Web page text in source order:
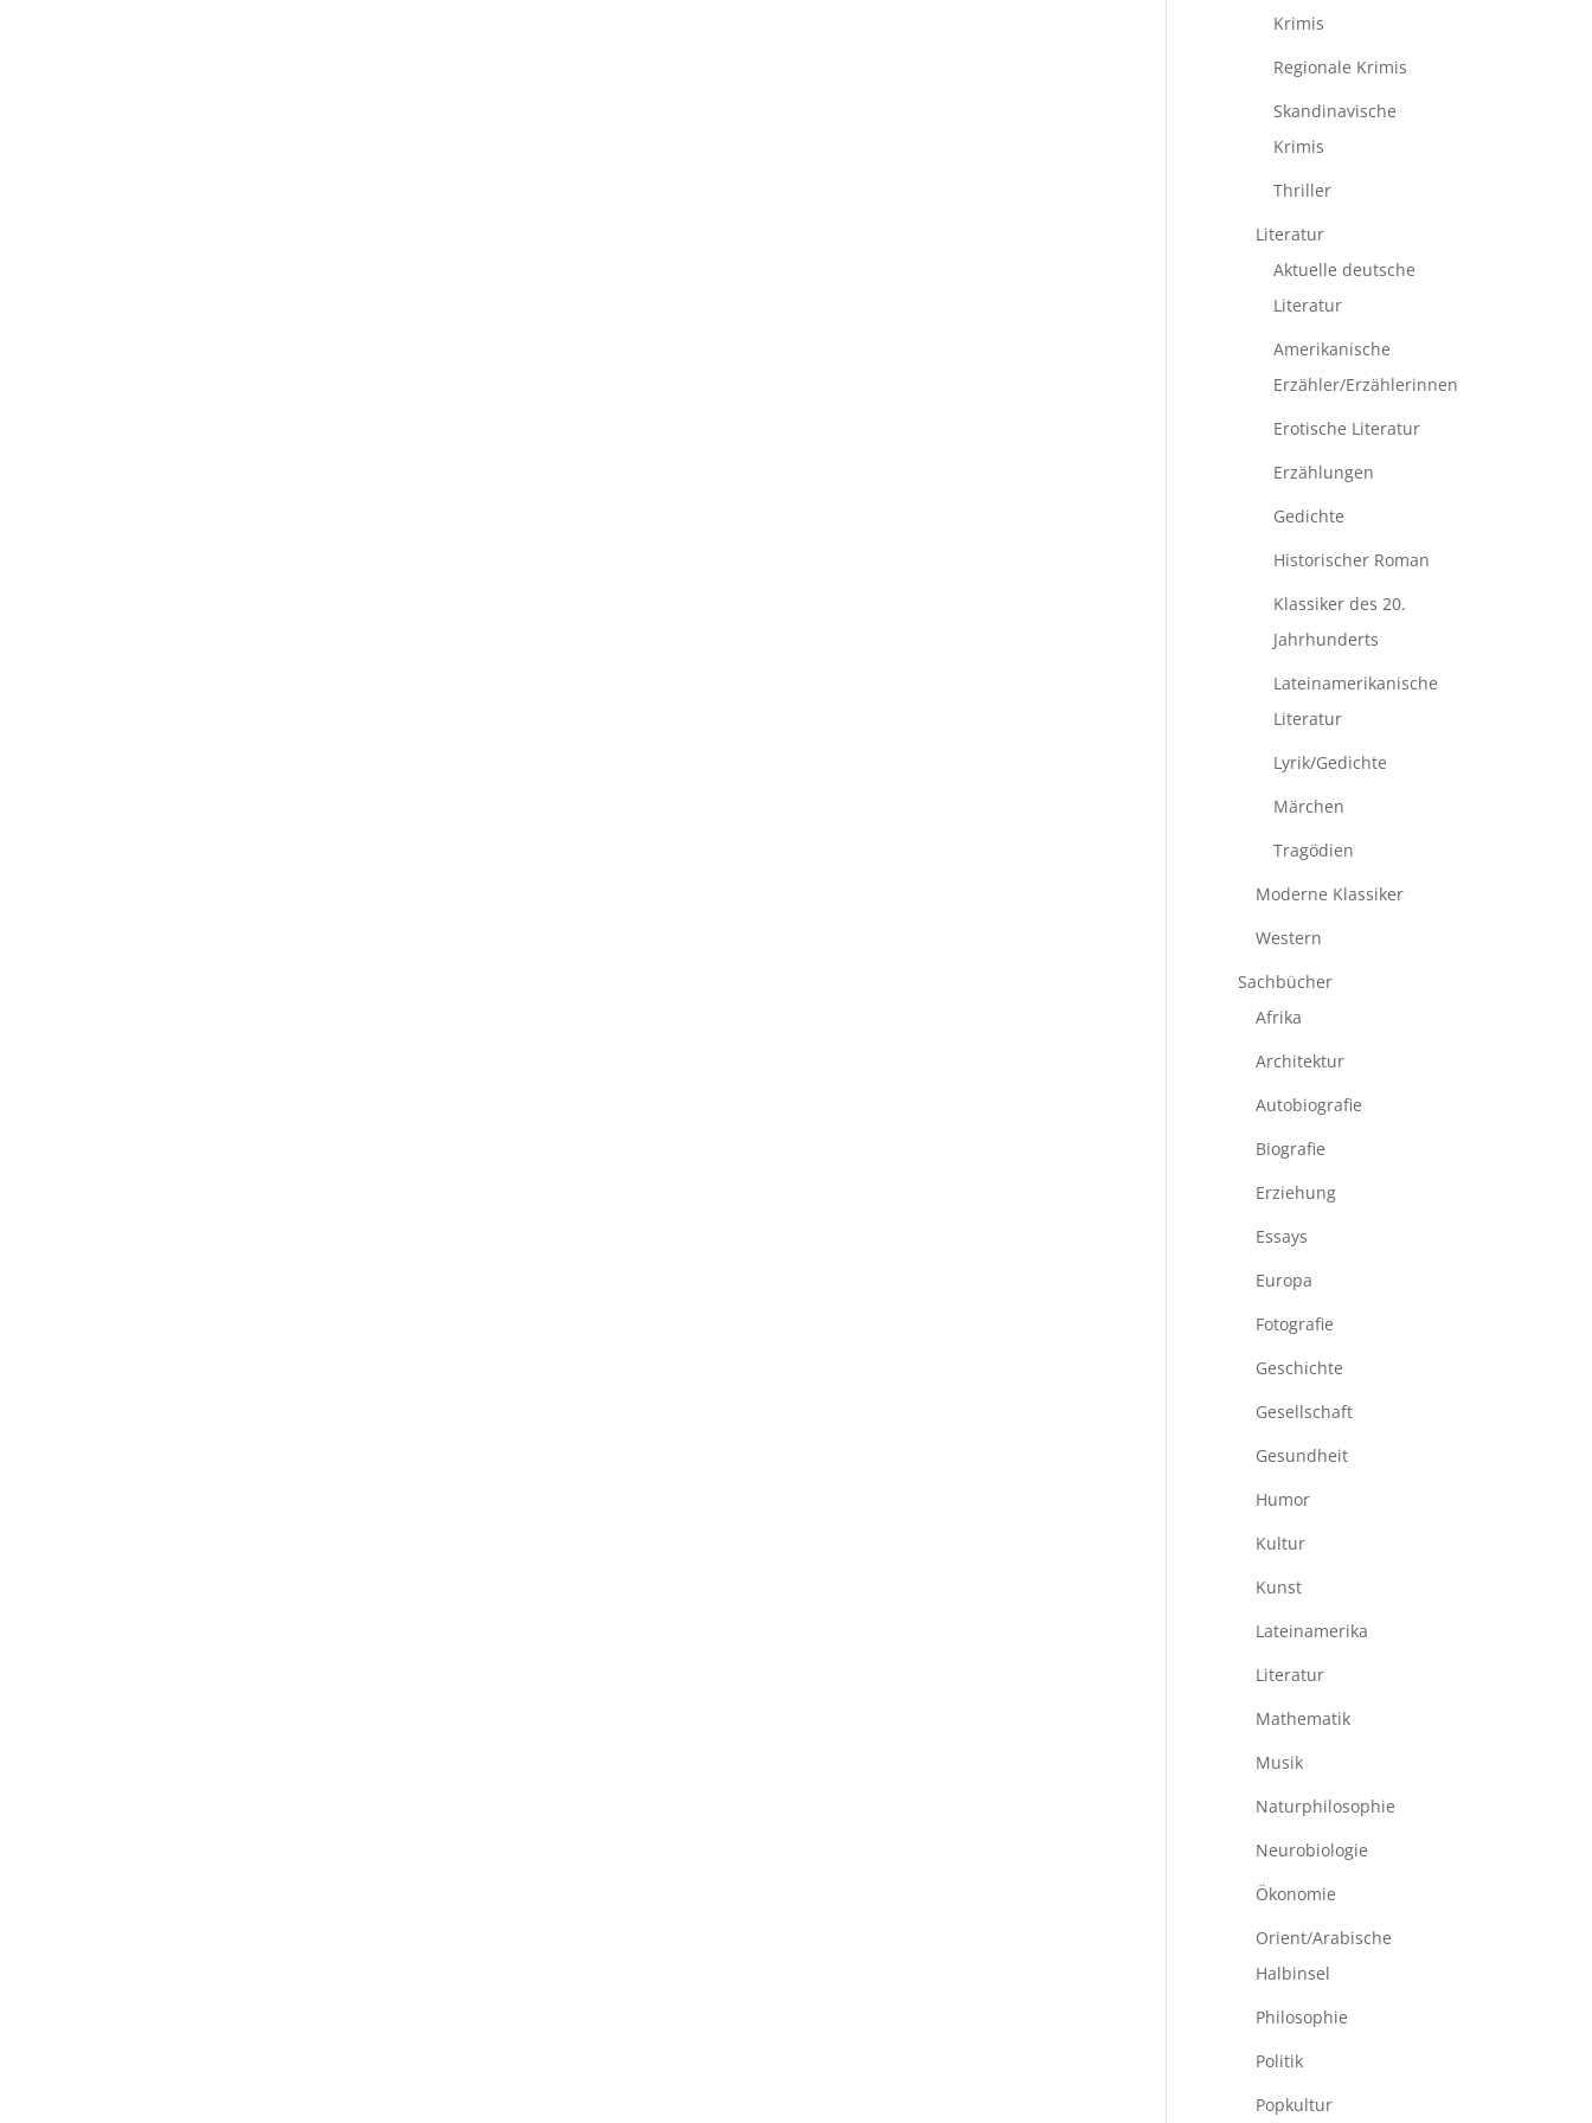
Krimis
Regionale Krimis
Skandinavische
Krimis
Thriller
Literatur
Aktuelle deutsche
Literatur
Amerikanische
Erzähler/Erzählerinnen
Erotische Literatur
Erzählungen
Gedichte
Historischer Roman
Klassiker des 20.
Jahrhunderts
Lateinamerikanische
Literatur
Lyrik/Gedichte
Märchen
Tragödien
Moderne Klassiker
Western
Sachbücher
Afrika
Architektur
Autobiografie
Biografie
Erziehung
Essays
Europa
Fotografie
Geschichte
Gesellschaft
Gesundheit
Humor
Kultur
Kunst
Lateinamerika
Literatur
Mathematik
Musik
Naturphilosophie
Neurobiologie
Ökonomie
Orient/Arabische
Halbinsel
Philosophie
Politik
Popkultur